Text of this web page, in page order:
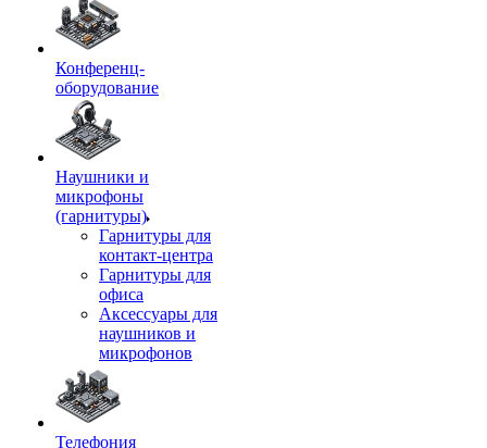
Конференц-
оборудование
Наушники и
микрофоны
(гарнитуры)
Гарнитуры для
контакт-центра
Гарнитуры для
офиса
Аксессуары для
наушников и
микрофонов
Телефония